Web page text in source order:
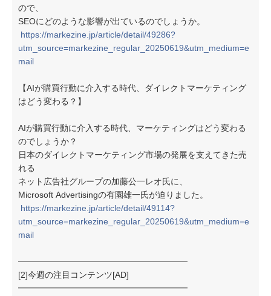
ので、
SEOにどのような影響が出ているのでしょうか。
https://markezine.jp/article/detail/49286?
utm_source=markezine_regular_20250619&utm_medium=e
mail
【AIが購買行動に介入する時代、ダイレクトマーケティング
はどう変わる？】
AIが購買行動に介入する時代、マーケティングはどう変わる
のでしょうか？
日本のダイレクトマーケティング市場の発展を支えてきた売
れる
ネット広告社グループの加藤公一レオ氏に、
Microsoft Advertisingの有園雄一氏が迫りました。
https://markezine.jp/article/detail/49114?
utm_source=markezine_regular_20250619&utm_medium=e
mail
━━━━━━━━━━━━━━━━━━━━
[2]今週の注目コンテンツ[AD]
━━━━━━━━━━━━━━━━━━━━